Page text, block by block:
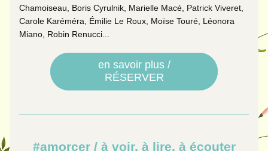
Chamoiseau, Boris Cyrulnik, Marielle Macé, Patrick Viveret,
Carole Karéméra, Émilie Le Roux, Moïse Touré, Léonora
Miano, Robin Renucci...
en savoir plus /
RÉSERVER
#amorcer / à voir, à lire, à écouter